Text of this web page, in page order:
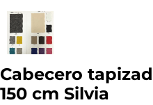
Cabecero
150 cm Silvia